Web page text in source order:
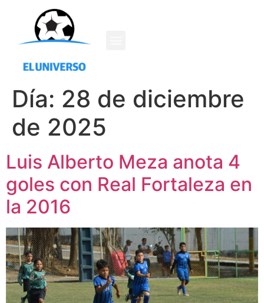
Día: 28 de diciembre
de 2025
Luis Alberto Meza anota 4
goles con Real Fortaleza en
la 2016